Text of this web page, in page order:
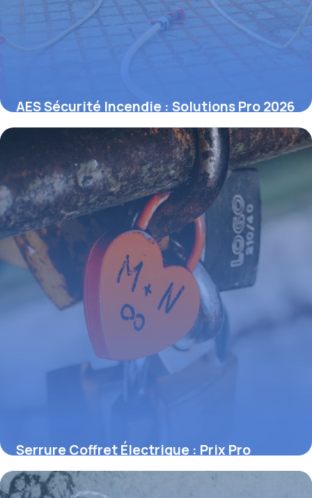
AES Sécurité Incendie : Solutions Pro 2026
4 juin 2026
Serrure Coffret Électrique : Prix Pro
2 juin 2026